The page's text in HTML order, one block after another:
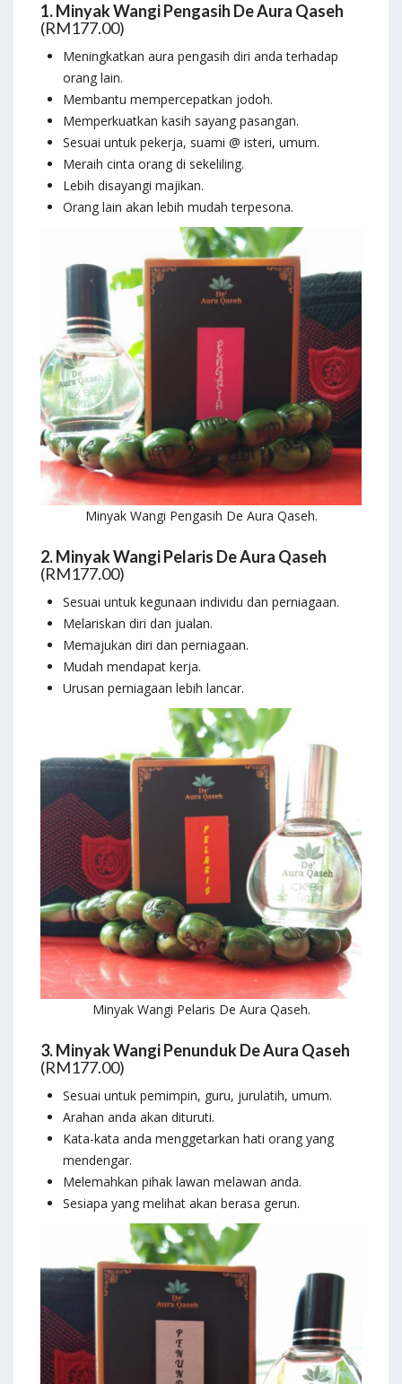
1. Minyak Wangi Pengasih De Aura Qaseh
(RM177.00)
Meningkatkan aura pengasih diri anda terhadap
orang lain.
Membantu mempercepatkan jodoh.
Memperkuatkan kasih sayang pasangan.
Sesuai untuk pekerja, suami @ isteri, umum.
Meraih cinta orang di sekeliling.
Lebih disayangi majikan.
Orang lain akan lebih mudah terpesona.
Minyak Wangi Pengasih De Aura Qaseh.
2. Minyak Wangi Pelaris De Aura Qaseh
(RM177.00)
Sesuai untuk kegunaan individu dan perniagaan.
Melariskan diri dan jualan.
Memajukan diri dan perniagaan.
Mudah mendapat kerja.
Urusan perniagaan lebih lancar.
Minyak Wangi Pelaris De Aura Qaseh.
3. Minyak Wangi Penunduk De Aura Qaseh
(RM177.00)
Sesuai untuk pemimpin, guru, jurulatih, umum.
Arahan anda akan dituruti.
Kata-kata anda menggetarkan hati orang yang
mendengar.
Melemahkan pihak lawan melawan anda.
Sesiapa yang melihat akan berasa gerun.